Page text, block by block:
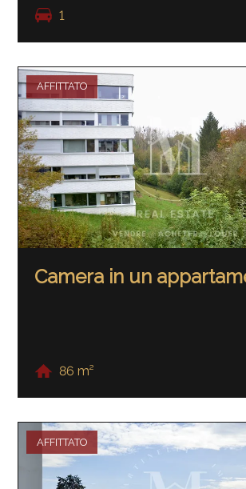
1
AFFITTATO
Camera in un
86 m²
AFFITTATO